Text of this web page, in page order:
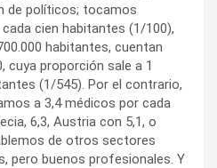
de políticos; tocamos
cien habitantes (1/100),
habitantes, cuentan
cuya proporción sale a 1
(1/545). Por el contrario,
a 3,4 médicos por cada
6,3, Austria con 5,1, o
de otros sectores
pero buenos profesionales. Y